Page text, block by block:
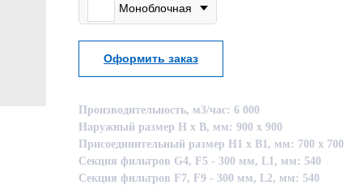
Моноблочная
Оформить заказ
Производительность, м3/час: 6 000
Наружный размер Н х В, мм: 900 х 900
Присоединительный размер Н1 х В1, мм: 700 х 700
Секция фильтров G4, F5 - 300 мм, L1, мм: 540
Секция фильтров F7, F9 - 300 мм, L2, мм: 540